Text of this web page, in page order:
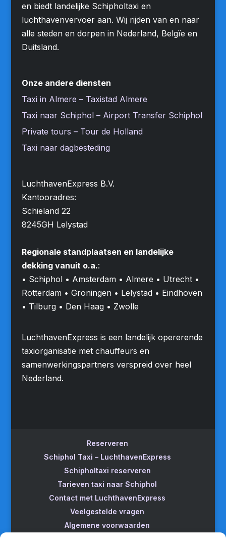
en biedt landelijke Schipholtaxi en
luchthavenvervoer aan. Wij rijden van en naar
alle steden en dorpen in Nederland, Belgïe en
Duitsland.
Onze andere diensten
Taxi in Almere – Taxistad Almere
Taxi naar Schiphol – Airport Transfer Schiphol
Private tours – Tour de Holland
Taxi naar dagbesteding
LuchthavenExpress B.V.
Kantooradres:
Schieland 22
8245GH Lelystad
Regionale standplaatsen en landelijke
dekking vanuit o.a.:
• Schiphol • Amsterdam • Almere • Utrecht •
Rotterdam • Groningen • Lelystad • Eindhoven
• Tilburg • Den Haag • Zwolle
LuchthavenExpress is een landelijk opererende
taxiorganisatie met chauffeurs en
samenwerkingspartners verspreid over heel
Nederland.
Reserveren
Schiphol Taxi – LuchthavenExpress
Schipholtaxi reserveren
Tarieven taxi naar Schiphol
Contact met LuchthavenExpress
Veelgestelde vragen
Algemene voorwaarden